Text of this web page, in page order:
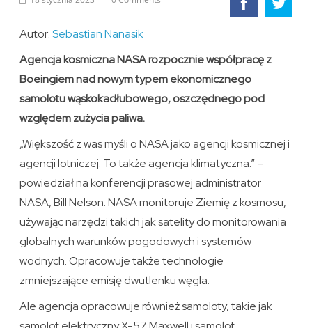
Autor:Sebastian Nanasik
Agencja kosmiczna NASA rozpocznie współpracę z
Boeingiem nad nowym typem ekonomicznego
samolotu wąskokadłubowego, oszczędnego pod
względem zużycia paliwa.
„Większość z was myśli o NASA jako agencji kosmicznej i
agencji lotniczej. To także agencja klimatyczna.” –
powiedział na konferencji prasowej administrator
NASA, Bill Nelson. NASA monitoruje Ziemię z kosmosu,
używając narzędzi takich jak satelity do monitorowania
globalnych warunków pogodowych i systemów
wodnych. Opracowuje także technologie
zmniejszające emisję dwutlenku węgla.
Ale agencja opracowuje również samoloty, takie jak